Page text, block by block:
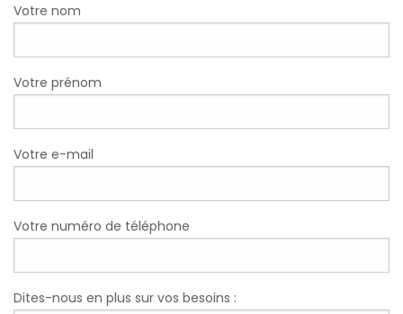
Votre nom
Votre prénom
Votre e-mail
Votre numéro de téléphone
Dites-nous en plus sur vos besoins :